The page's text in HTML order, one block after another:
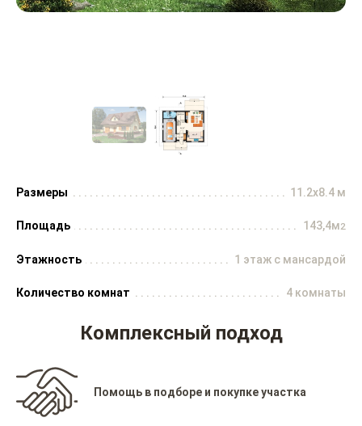
Размеры 11.2x8.4 м
Площадь 143,4м2
Этажность 1 этаж с мансардой
Количество комнат 4 комнаты
Комплексный подход
Помощь в подборе и покупке участка